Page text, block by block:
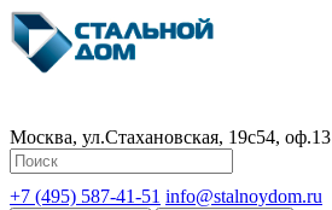
Москва, ул.Стахановская, 19с54, оф.13
+7 (495) 587-41-51 info@stalnoydom.ru